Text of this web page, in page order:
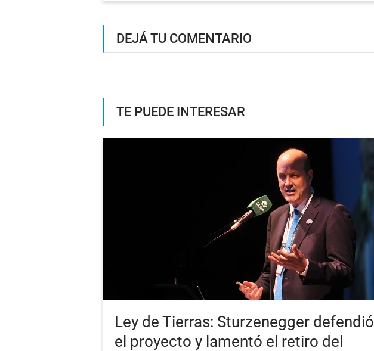
DEJÁ TU COMENTARIO
TE PUEDE INTERESAR
Ley de Tierras: Sturzenegger defendió
el proyecto y lamentó el retiro del